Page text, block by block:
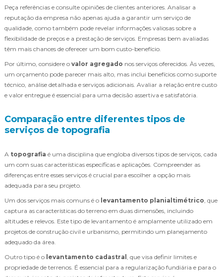
Peça referências e consulte opiniões de clientes anteriores. Analisar a
reputação da empresa não apenas ajuda a garantir um serviço de
qualidade, como também pode revelar informações valiosas sobre a
flexibilidade de preços e a prestação de serviços. Empresas bem avaliadas
têm mais chances de oferecer um bom custo-benefício.
Por último, considere o valor agregado nos serviços oferecidos. Às vezes,
um orçamento pode parecer mais alto, mas inclui benefícios como suporte
técnico, análise detalhada e serviços adicionais. Avaliar a relação entre custo
e valor entregue é essencial para uma decisão assertiva e satisfatória.
Comparação entre diferentes tipos de
serviços de topografia
A topografia é uma disciplina que engloba diversos tipos de serviços, cada
um com suas características específicas e aplicações. Compreender as
diferenças entre esses serviços é crucial para escolher a opção mais
adequada para seu projeto.
Um dos serviços mais comuns é o levantamento planialtimétrico, que
captura as características do terreno em duas dimensões, incluindo
altitudes e relevos. Este tipo de levantamento é amplamente utilizado em
projetos de construção civil e urbanismo, permitindo um planejamento
adequado da área.
Outro tipo é o levantamento cadastral , que visa definir limites e
propriedade de terrenos. É essencial para a regularização fundiária e para o